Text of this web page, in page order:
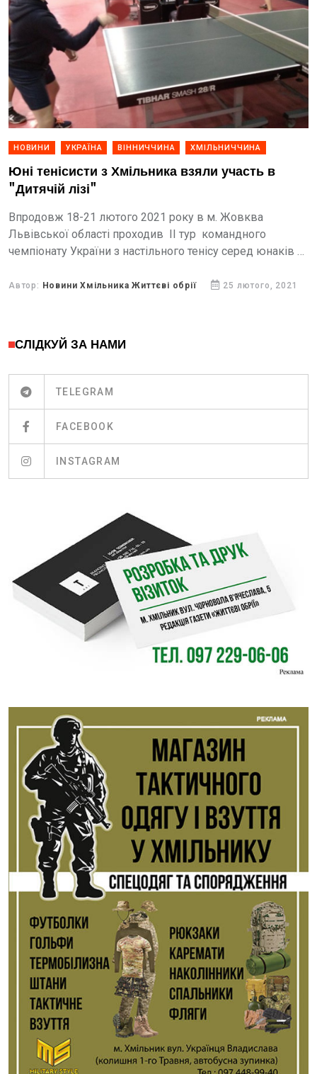
НОВИНИ УКРАЇНА ВІННИЧЧИНА ХМІЛЬНИЧЧИНА
Юні тенісисти з Хмільника взяли участь в
"Дитячій лізі"
Впродовж 18-21 лютого 2021 року в м. Жовква
Львівської області проходив ІІ тур командного
чемпіонату України з настільного тенісу серед юнаків та
Автор: Новини Хмільника Життєві обрії 25 лютого, 2021
СЛІДКУЙ ЗА НАМИ
TELEGRAM
FACEBOOK
INSTAGRAM